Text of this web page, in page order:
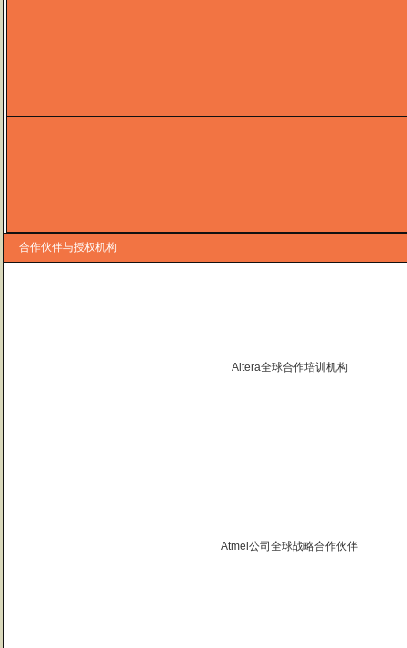
合作伙伴与授权机构
Altera全球合作培训机构
Atmel公司全球战略合作伙伴